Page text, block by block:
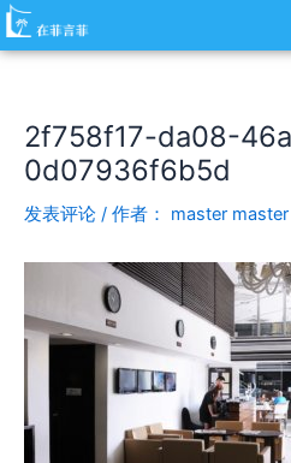
跳
至
2f758f17-da08-
0d07936f6b5d
发表评论 / 作者： master master
Post
navigation